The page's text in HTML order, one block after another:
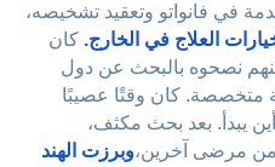
في فانواتو وتعقيد تشخيصه،
العلاج في الخارج. كان
نصحوه بالبحث عن دول
متخصصة. كان وقتًا عصيبًا
يبدأ. بعد بحث مكثف،
من مرضى آخرين،وبرزت الهند